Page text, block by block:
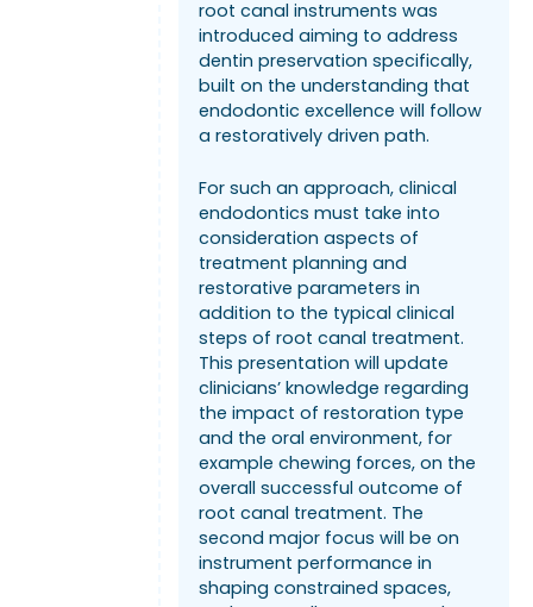
root canal instruments was
introduced aiming to address
dentin preservation specifically,
built on the understanding that
endodontic excellence will follow
a restoratively driven path.
For such an approach, clinical
endodontics must take into
consideration aspects of
treatment planning and
restorative parameters in
addition to the typical clinical
steps of root canal treatment.
This presentation will update
clinicians’ knowledge regarding
the impact of restoration type
and the oral environment, for
example chewing forces, on the
overall successful outcome of
root canal treatment. The
second major focus will be on
instrument performance in
shaping constrained spaces,